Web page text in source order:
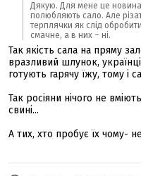
Дякую. Для мене це
полюбляють сало. Але
терплячки як слід
смачне, а в них – ні.
Так якість сала на пряму
вразливий шлунок,
готують гарячу їжу, тому і
Так росіяни нічого не
свині...
А тих, хто пробує їх чому-